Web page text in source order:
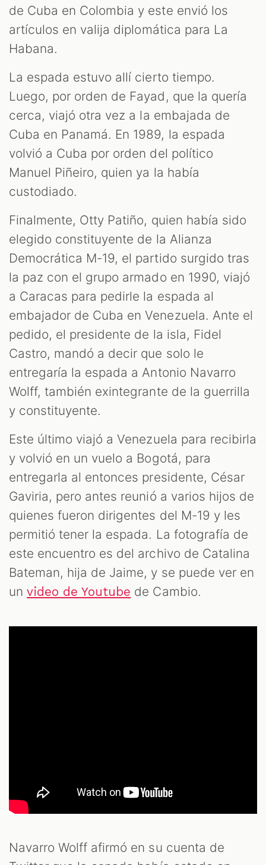
de Cuba en Colombia y este envió los
artículos en valija diplomática para La
Habana.
La espada estuvo allí cierto tiempo.
Luego, por orden de Fayad, que la quería
cerca, viajó otra vez a la embajada de
Cuba en Panamá. En 1989, la espada
volvió a Cuba por orden del político
Manuel Piñeiro, quien ya la había
custodiado.
Finalmente, Otty Patiño, quien había sido
elegido constituyente de la Alianza
Democrática M-19, el partido surgido tras
la paz con el grupo armado en 1990, viajó
a Caracas para pedirle la espada al
embajador de Cuba en Venezuela. Ante el
pedido, el presidente de la isla, Fidel
Castro, mandó a decir que solo le
entregaría la espada a Antonio Navarro
Wolff, también exintegrante de la guerrilla
y constituyente.
Este último viajó a Venezuela para recibirla
y volvió en un vuelo a Bogotá, para
entregarla al entonces presidente, César
Gaviria, pero antes reunió a varios hijos de
quienes fueron dirigentes del M-19 y les
permitió tener la espada. La fotografía de
este encuentro es del archivo de Catalina
Bateman, hija de Jaime, y se puede ver en
unvideo de Youtube de Cambio.
Navarro Wolff afirmó en su cuenta de